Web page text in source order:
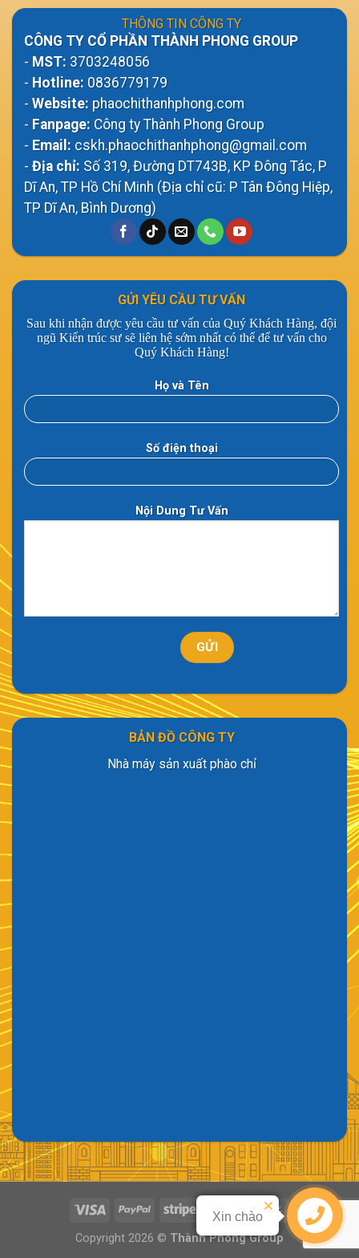
THÔNG TIN CÔNG TY
CÔNG TY CỔ PHẦN THÀNH PHONG GROUP
- MST: 3703248056
- Hotline: 0836779179
- Website: phaochithanhphong.com
- Fanpage: Công ty Thành Phong Group
- Email: cskh.phaochithanhphong@gmail.com
- Địa chỉ: Số 319, Đường DT743B, KP Đông Tác, P
Dĩ An, TP Hồ Chí Minh (Địa chỉ cũ: P Tân Đông Hiệp,
TP Dĩ An, Bình Dương)
GỬI YÊU CẦU TƯ VẤN
Sau khi nhận được yêu cầu tư vấn của Quý Khách Hàng, đội
ngũ Kiến trúc sư sẽ liên hệ sớm nhất có thể để tư vấn cho
Quý Khách Hàng!
Họ và Tên
Số điện thoại
Nội Dung Tư Vấn
BẢN ĐỒ CÔNG TY
Nhà máy sản xuất phào chỉ
Copyright 2026 © Thành Phong Group
Liên hệ
Xin chào